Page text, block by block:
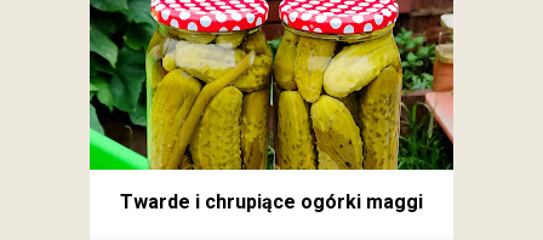
Twarde i chrupiące ogórki maggi